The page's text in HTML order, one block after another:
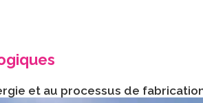
et au processus de